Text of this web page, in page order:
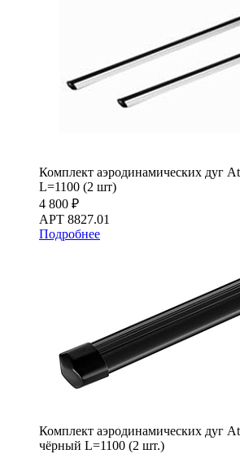
Комплект аэродинамических дуг
L=1100 (2 шт)
4 800 ₽
АРТ 8827.01
Подробнее
Комплект аэродинамических дуг
чёрный L=1100 (2 шт.)